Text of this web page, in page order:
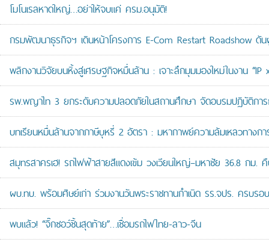
โมโนเรลหาดใหญ่…อย่าให้จบแค่ ครม.อนุมัติ!
กรมพัฒนาธุรกิจฯ เดินหน้าโครงการ E-Com Restart Roadshow ดั
พลิกงานวิจัยบนหิ้งสู่เศรษฐกิจหมื่นล้าน : เจาะลึกมุมมองใหม่ในงาน “IP
รพ.พญาไท 3 ยกระดับความปลอดภัยในสถานศึกษา จัดอบรมปฏิบัติกา
บทเรียนหมื่นล้านจากภาษีบุหรี่ 2 อัตรา : มหากาพย์ความล้มเหลวทางก
สมุทรสาครเฮ! รถไฟฟ้าสายสีแดงเข้ม วงเวียนใหญ่–มหาชัย 36.8 ก
ผบ.ทบ. พร้อมศิษย์เก่า ร่วมงานวันพระราชทานกำเนิด รร.จปร. ครบ
พบแล้ว! “จิ๊กซอว์ชิ้นสุดท้าย”…เชื่อมรถไฟไทย-ลาว-จีน